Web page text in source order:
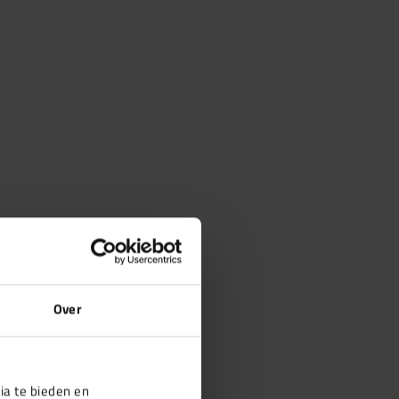
Over
te bieden en